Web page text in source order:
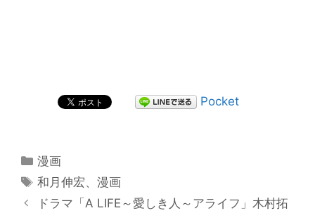
Pocket
カ
テ
漫画
タ
グ
和月伸宏、漫画
投
ドラマ「A LIFE～愛しき人～アライフ」木村拓